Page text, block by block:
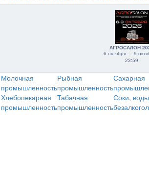
АГРОСАЛОН
6 октября — 9
23:59
Молочная
промышленность
Рыбная
промышленность
Сахарная
Хлебопекарная
промышленность
Табачная
промышленность
Соки,